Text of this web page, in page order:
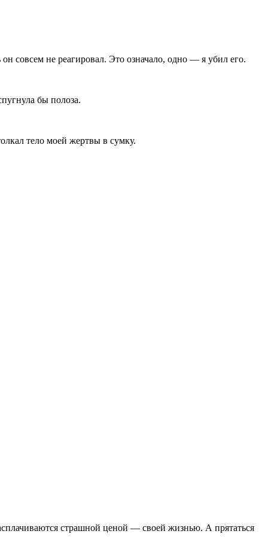
совсем не реагировал. Это означало, одно — я убил его.
бы полоза.
тело моей жертвы в сумку.
страшной ценой — своей жизнью. А прятаться